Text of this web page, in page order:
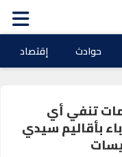
حوادث إقتصاد
تنفي أي
بأقاليم سيدي